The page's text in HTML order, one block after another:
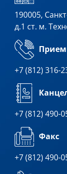
190005,
д.1 ст. м.
+7 (812) 316-
+7 (812) 490-
Факс
+7 (812) 490-